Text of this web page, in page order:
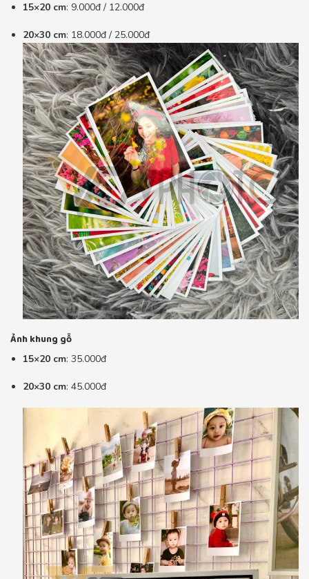
15×20 cm: 9.000đ / 12.000đ
20×30 cm: 18.000đ / 25.000đ
Ảnh khung gỗ
15×20 cm: 35.000đ
20×30 cm: 45.000đ